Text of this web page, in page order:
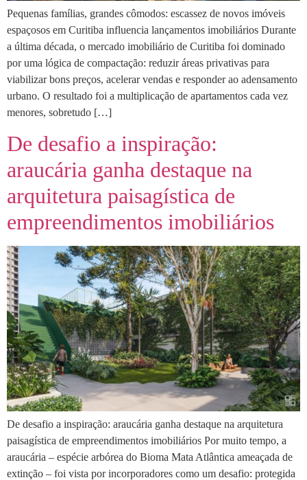
Pequenas famílias, grandes cômodos: escassez de novos imóveis
espaçosos em Curitiba influencia lançamentos imobiliários Durante
a última década, o mercado imobiliário de Curitiba foi dominado
por uma lógica de compactação: reduzir áreas privativas para
viabilizar bons preços, acelerar vendas e responder ao adensamento
urbano. O resultado foi a multiplicação de apartamentos cada vez
menores, sobretudo […]
De desafio a inspiração:
araucária ganha destaque na
arquitetura paisagística de
empreendimentos imobiliários
De desafio a inspiração: araucária ganha destaque na arquitetura
paisagística de empreendimentos imobiliários Por muito tempo, a
araucária – espécie arbórea do Bioma Mata Atlântica ameaçada de
extinção – foi vista por incorporadores como um desafio: protegida